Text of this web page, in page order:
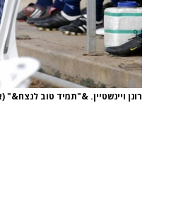
רונן ויינשטיין. &"תמיד טוב לנצח&"